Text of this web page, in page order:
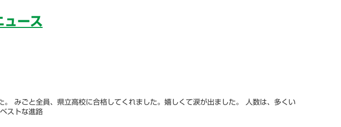
ュース
みごと全員、県立高校に合格してくれました。嬉しくて涙が出ました。 人数は、多くい
ストな進路